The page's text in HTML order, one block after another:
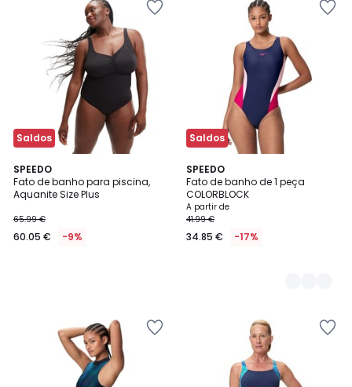
Saldos
SPEEDO
Fato de banho para piscina,
Aquanite Size Plus
65.99 €
60.05 € -9%
Saldos
SPEEDO
Fato de banho de 1 peça
COLORBLOCK
A partir de
41.99 €
34.85 € -17%
2
Cores